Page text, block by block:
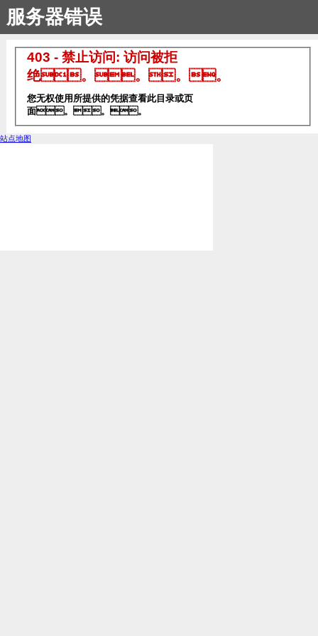
服务器错误
403 - 禁止访问: 访问被拒
绝。。。。
您无权使用所提供的凭据查看此目录或页
面。。。
站点地图